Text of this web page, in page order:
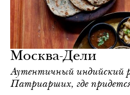
Москва-Дели
Аутентичный индийский
Патриарших, где